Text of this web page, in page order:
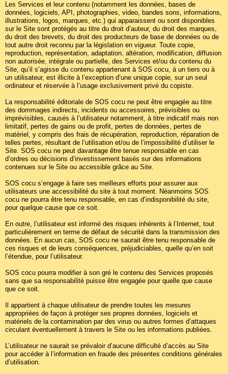
Les Services et leur contenu (notamment les données, bases de
données, logiciels, API, photographies, video, bandes sons, informations,
illustrations, logos, marques, etc.) qui apparaissent ou sont disponibles
sur le Site sont protégés au titre du droit d’auteur, du droit des marques,
du droit des brevets, du droit des producteurs de base de données ou de
tout autre droit reconnu par la législation en vigueur. Toute copie,
reproduction, représentation, adaptation, altération, modification, diffusion
non autorisée, intégrale ou partielle, des Services et/ou du contenu du
Site, qu’il s’agisse du contenu appartenant à SOS cocu, à un tiers ou à
un utilisateur, est illicite à l’exception d’une unique copie, sur un seul
ordinateur et réservée à l’usage exclusivement privé du copiste.
La responsabilité éditoriale de SOS cocu ne peut être engagée au titre
des dommages indirects, incidents ou accessoires, prévisibles ou
imprévisibles, causés à l’utilisateur notamment, à titre indicatif mais non
limitatif, pertes de gains ou de profit, pertes de données, pertes de
matériel, y compris des frais de récupération, reproduction, réparation de
telles pertes, résultant de l’utilisation et/ou de l’impossibilité d’utiliser le
Site. SOS cocu ne peut davantage être tenue responsable en cas
d’ordres ou décisions d’investissement basés sur des informations
contenues sur le Site ou accessible grâce au Site.
SOS cocu s’engage à faire ses meilleurs efforts pour assurer aux
utilisateurs une accessibilité du site à tout moment. Néanmoins SOS
cocu ne pourra être tenu responsable, en cas d’indisponibilité du site,
pour quelque cause que ce soit.
En outre, l’utilisateur est informé des risques inhérents à l’Internet, tout
particulièrement en terme de défaut de sécurité dans la transmission des
données. En aucun cas, SOS cocu ne saurait être tenu responsable de
ces risques et de leurs conséquences, préjudiciables, quelle qu’en soit
l’étendue, pour l’utilisateur.
SOS cocu pourra modifier à son gré le contenu des Services proposés
sans que sa responsabilité puisse être engagée pour quelle que cause
que ce soit.
Il appartient à chaque utilisateur de prendre toutes les mesures
appropriées de façon à protéger ses propres données, logiciels et
matériels de la contamination par des virus ou autres formes d’attaques
circulant éventuellement à travers le Site ou les informations publiées.
L’utilisateur ne saurait se prévaloir d’aucune difficulté d’accès au Site
pour accéder à l’information en fraude des présentes conditions générales
d’utilisation.